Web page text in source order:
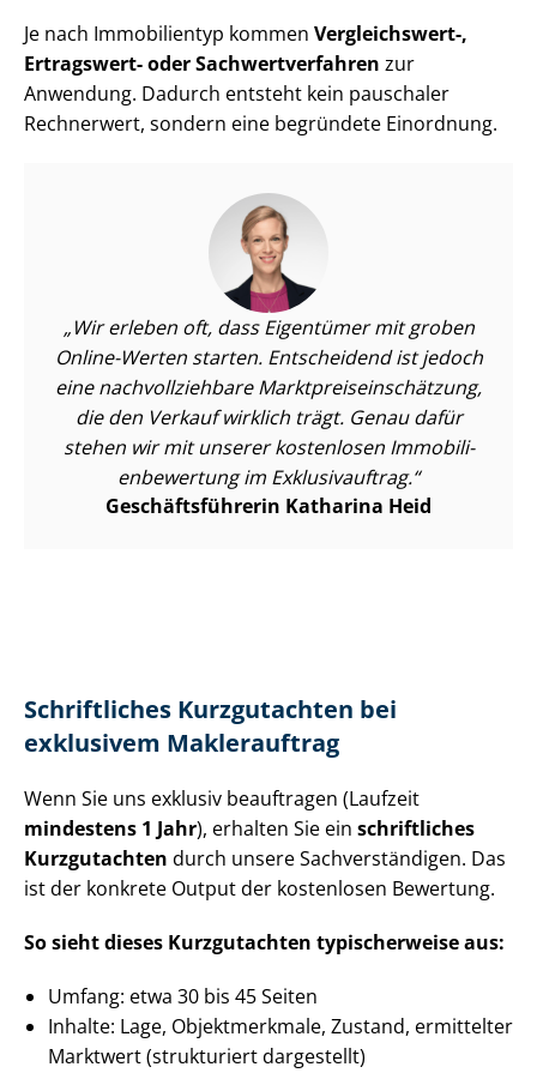
Je nach Immobilientyp kommen Vergleichswert-,
Ertragswert- oder Sach­wert­ver­fah­ren zur
Anwendung. Dadurch entsteht kein pauschaler
Rechnerwert, sondern eine begründete Einordnung.
Wir erleben oft, dass Eigentümer mit groben
Online-Werten starten. Entscheidend ist jedoch
eine nach­voll­zieh­ba­re Markt­preis­ein­schät­zung,
die den Verkauf wirklich trägt. Genau dafür
stehen wir mit unserer kostenlosen Im­mo­bi­li­
en­be­wer­tung im Exklusivauftrag.
Ge­schäfts­füh­re­rin Katharina Heid
Schriftliches Kurzgutachten bei
exklusivem Maklerauftrag
Wenn Sie uns exklusiv beauftragen (Laufzeit
mindestens 1 Jahr), erhalten Sie ein schriftliches
Kurzgutachten durch unsere Sach­ver­stän­di­gen. Das
ist der konkrete Output der kostenlosen Bewertung.
So sieht dieses Kurzgutachten typischerweise aus:
Umfang: etwa 30 bis 45 Seiten
Inhalte: Lage, Objektmerkmale, Zustand, ermittelter
Marktwert (strukturiert dargestellt)